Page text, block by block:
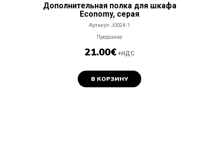
Дополнительная полка для шкафа
Economy, серaя
Артикул:J0024-1
Предзаказ
21.00€ +НДС
В КОРЗИНУ